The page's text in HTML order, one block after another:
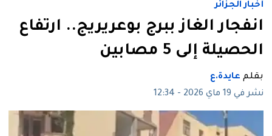
أخبار الجزائر
انفجار الغاز ببرج بوعريريج.. ارتفاع
الحصيلة إلى 5 مصابين
بقلم عايدة.ع
نشر في 19 ماي 2026 - 12:34